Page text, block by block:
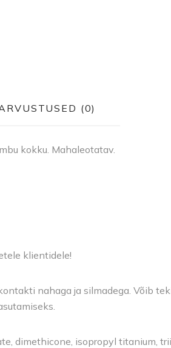
(0)
kokku. Mahaleotatav.
klientidele!
nahaga ja silmadega. Võib
dimethicone, isopropyl titanium,